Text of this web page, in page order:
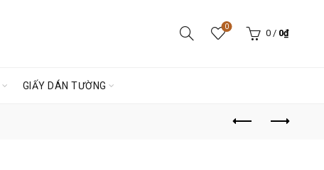
0
0 / 0₫
GIẤY DÁN TƯỜNG